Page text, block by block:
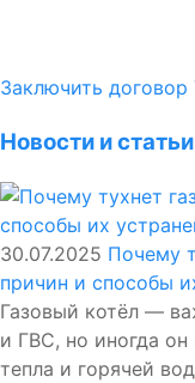
Заключить
Новости и статьи
30.07.2025 Почему
причин и способы
Газовый котёл —
и ГВС, но иногда он
тепла и горячей